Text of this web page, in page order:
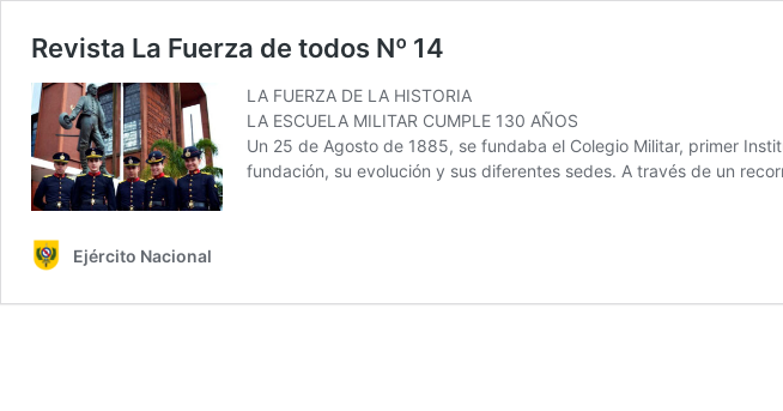
Revista La Fuerza de todos Nº 14
LA FUERZA DE LA HISTORIA
LA ESCUELA MILITAR CUMPLE 130 AÑOS
Un 25 de Agosto de 1885, se fundaba el Colegio Militar, primer
fundación, su evolución y sus diferentes sedes. A través de un
Ejército Nacional